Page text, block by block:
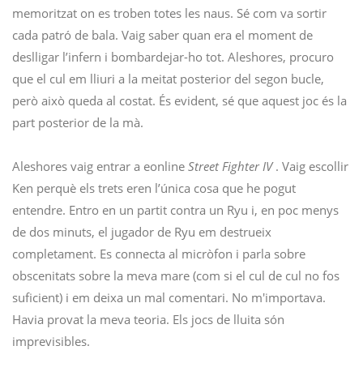
memoritzat on es troben totes les naus. Sé com va sortir
cada patró de bala. Vaig saber quan era el moment de
deslligar l’infern i bombardejar-ho tot. Aleshores, procuro
que el cul em lliuri a la meitat posterior del segon bucle,
però això queda al costat. És evident, sé que aquest joc és la
part posterior de la mà.
Aleshores vaig entrar a eonline Street Fighter IV. Vaig escollir
Ken perquè els trets eren l’única cosa que he pogut
entendre. Entro en un partit contra un Ryu i, en poc menys
de dos minuts, el jugador de Ryu em destrueix
completament. Es connecta al micròfon i parla sobre
obscenitats sobre la meva mare (com si el cul de cul no fos
suficient) i em deixa un mal comentari. No m'importava.
Havia provat la meva teoria. Els jocs de lluita són
imprevisibles.